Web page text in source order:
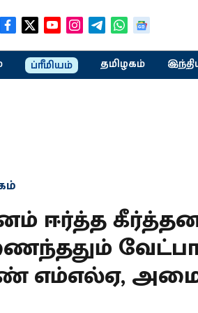
ப்ரீமியம் தமிழகம்
ஈர்த்த
எம்எல்ஏ,